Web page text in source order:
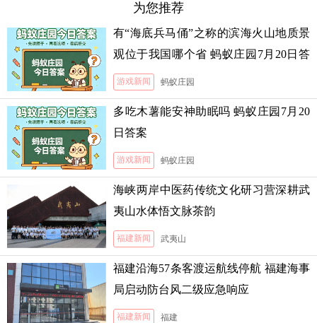
为您推荐
有“海底兵马俑”之称的滨海火山地质景
观位于我国哪个省 蚂蚁庄园7月20日答
案
游戏新闻 蚂蚁庄园
多吃木薯能安神助眠吗 蚂蚁庄园7月20
日答案
游戏新闻 蚂蚁庄园
海峡两岸中医药传统文化研习营深耕武
夷山水体悟文脉茶韵
福建新闻 武夷山
福建沿海57条客渡运航线停航 福建海事
局启动防台风二级应急响应
福建新闻 福建